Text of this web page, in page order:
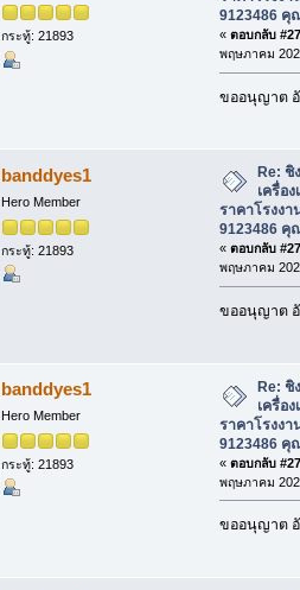
กระทู้: 21893
9123486 คุ
« ตอบกลับ
พฤษภาคม
ขออนุญาต
banddyes1
Hero Member
กระทู้: 21893
Re: ชิ
เครื่อ
ราคาโรงงา
9123486 คุ
« ตอบกลับ
พฤษภาคม
ขออนุญาต
banddyes1
Hero Member
กระทู้: 21893
Re: ชิ
เครื่อ
ราคาโรงงา
9123486 คุ
« ตอบกลับ
พฤษภาคม
ขออนุญาต